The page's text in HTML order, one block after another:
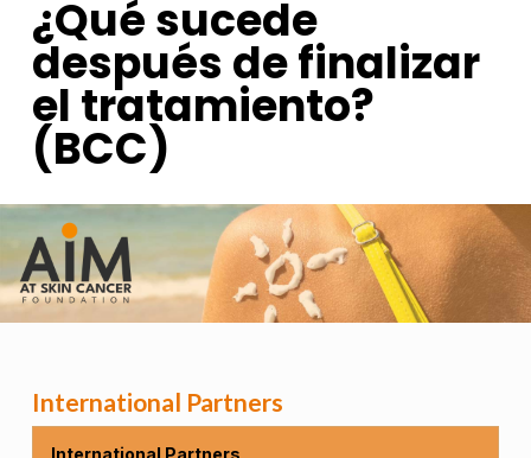
¿Qué sucede
después de finalizar
el tratamiento?
(BCC)
International Partners
International Partners